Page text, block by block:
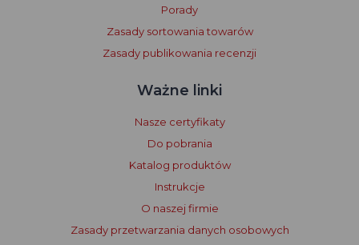
Porady
Zasady sortowania towarów
Zasady publikowania recenzji
Ważne linki
Nasze certyfikaty
Do pobrania
Katalog produktów
Instrukcje
O naszej firmie
Zasady przetwarzania danych osobowych